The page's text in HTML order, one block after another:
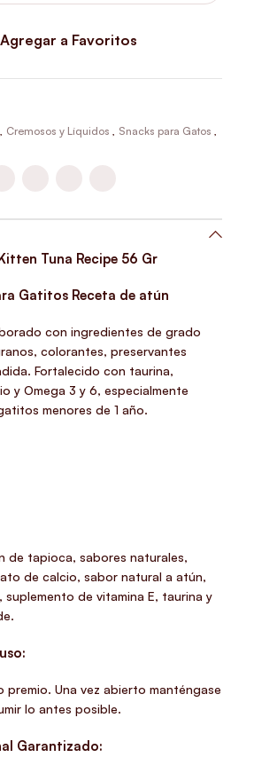
Agregar a Favoritos
Cremosos y Líquidos Snacks para Gatos
Tuna Recipe 56 Gr
Gatitos Receta de atún
con ingredientes de grado
colorantes, preservantes
Fortalecido con taurina,
y Omega 3 y 6, especialmente
menores de 1 año.
de tapioca, sabores naturales,
de calcio, sabor natural a atún,
de vitamina E, taurina y
Una vez abierto manténgase
lo antes posible.
Garantizado: